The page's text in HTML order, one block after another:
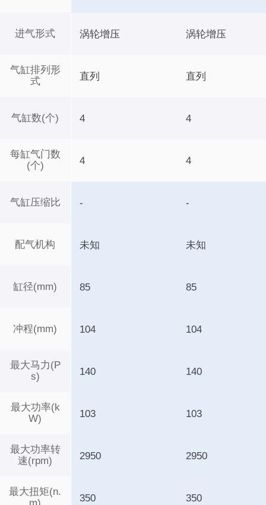
进气形式
气缸排列形
式
气缸数(个)
每缸气门数
(个)
气缸压缩比
配气机构
缸径(mm)
冲程(mm)
最大马力(P
s)
最大功率(k
W)
最大功率转
速(rpm)
最大扭矩(n.
涡轮增压 涡轮增压
直列 直列
4 4
4 4
- -
未知 未知
85 85
104 104
140 140
103 103
2950 2950
350 350